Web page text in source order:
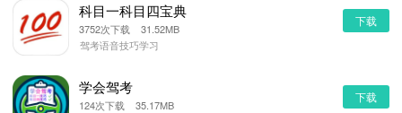
科目一科目四宝典
3752次下载 31.52MB
驾考语音技巧学习
下载
学会驾考
124次下载 35.17MB
下载